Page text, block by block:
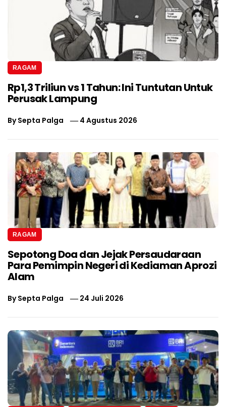
RAGAM
Rp1,3 Triliun vs 1 Tahun: Ini Tuntutan Untuk
Perusak Lampung
BySepta Palga 4 Agustus 2026
RAGAM
Sepotong Doa dan Jejak Persaudaraan
Para Pemimpin Negeri di Kediaman Aprozi
Alam
BySepta Palga 24 Juli 2026